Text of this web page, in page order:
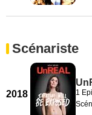
Scénariste
2018 1